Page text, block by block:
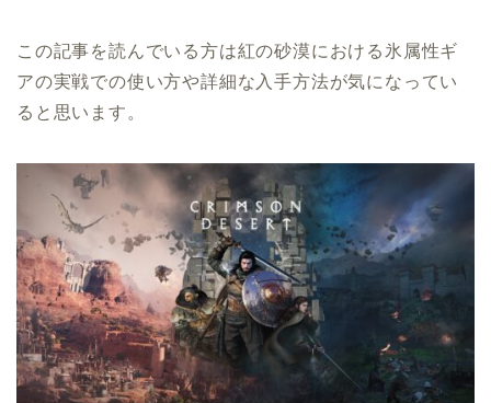
この記事を読んでいる方は紅の砂漠における氷属性ギ
アの実戦での使い方や詳細な入手方法が気になってい
ると思います。